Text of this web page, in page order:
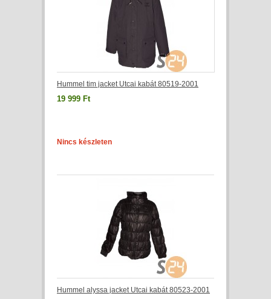
Hummel tim jacket Utcai kabát 80519-2001
19 999 Ft
Nincs készleten
Hummel alyssa jacket Utcai kabát 80523-2001